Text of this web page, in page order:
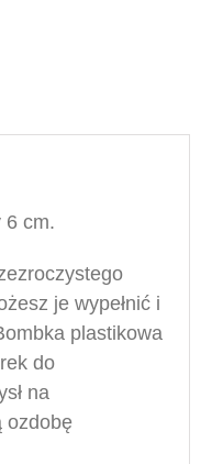
6cm.
je wypełnić i
plastikowa
do
na
ozdobę